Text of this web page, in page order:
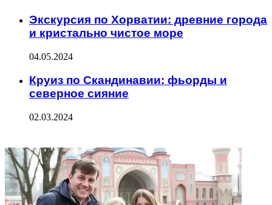
Экскурсия по Хорватии: древние города
и кристально чистое море
04.05.2024
Круиз по Скандинавии: фьорды и
северное сияние
02.03.2024